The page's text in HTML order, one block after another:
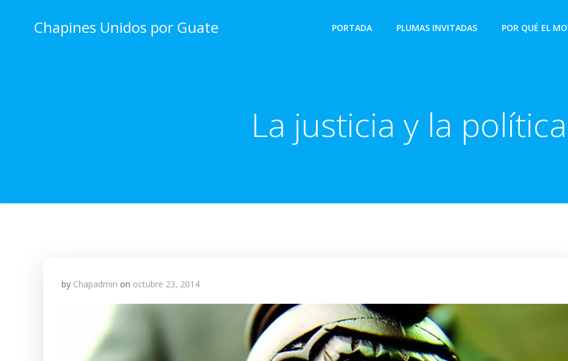
Chapines Unidos por Guate PORTADA PLUMAS INVITADAS POR QUÉ EL
La justicia y la política
by Chapadmin on octubre 23, 2014